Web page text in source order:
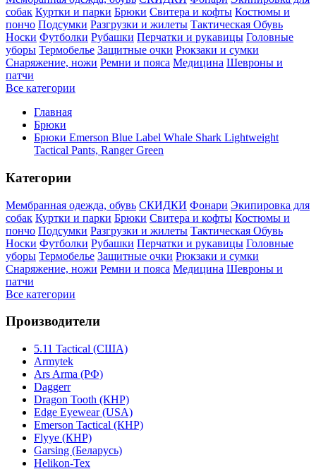
собак Куртки и парки Брюки Свитера и кофты Костюмы и
пончо Подсумки Разгрузки и жилеты Тактическая Обувь
Носки Футболки Рубашки Перчатки и рукавицы Головные
уборы Термобелье Защитные очки Рюкзаки и сумки
Снаряжение, ножи Ремни и пояса Медицина Шевроны и
патчи
Все категории
Главная
Брюки
Брюки Emerson Blue Label Whale Shark Lightweight
Tactical Pants, Ranger Green
Категории
Мембранная одежда, обувь СКИДКИ Фонари Экипировка для
собак Куртки и парки Брюки Свитера и кофты Костюмы и
пончо Подсумки Разгрузки и жилеты Тактическая Обувь
Носки Футболки Рубашки Перчатки и рукавицы Головные
уборы Термобелье Защитные очки Рюкзаки и сумки
Снаряжение, ножи Ремни и пояса Медицина Шевроны и
патчи
Все категории
Производители
5.11 Tactical (США)
Armytek
Ars Arma (РФ)
Daggerr
Dragon Tooth (КНР)
Edge Eyewear (USA)
Emerson Tactical (КНР)
Flyye (КНР)
Garsing (Беларусь)
Helikon-Tex